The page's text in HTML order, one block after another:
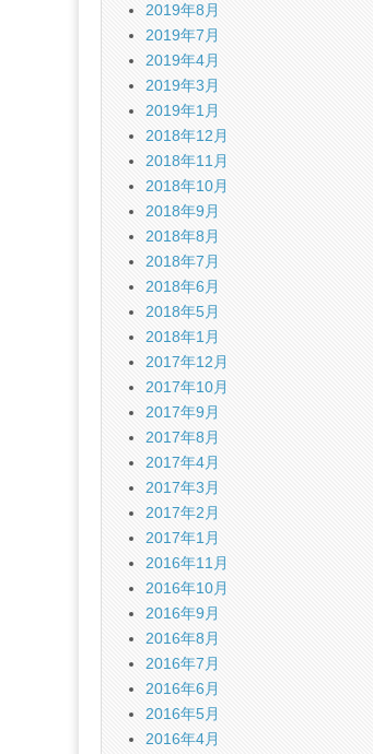
2019年8月
2019年7月
2019年4月
2019年3月
2019年1月
2018年12月
2018年11月
2018年10月
2018年9月
2018年8月
2018年7月
2018年6月
2018年5月
2018年1月
2017年12月
2017年10月
2017年9月
2017年8月
2017年4月
2017年3月
2017年2月
2017年1月
2016年11月
2016年10月
2016年9月
2016年8月
2016年7月
2016年6月
2016年5月
2016年4月